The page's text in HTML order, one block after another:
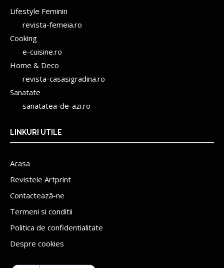
Lifestyle Feminin
revista-femeia.ro
Cooking
e-cuisine.ro
Home & Deco
revista-casasigradina.ro
Sanatate
sanatatea-de-azi.ro
LINKURI UTILE
Acasa
Revistele Artprint
Contactează-ne
Termeni si conditii
Politica de confidentialitate
Despre cookies